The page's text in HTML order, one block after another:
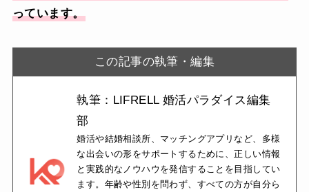
っています。
この記事の執筆・編集
執筆：LIFRELL 婚活パラダイス編集
部
婚活や結婚相談所、マッチングアプリなど、多様
な出会いの形をサポートするために、正しい情報
と実践的なノウハウを発信することを目指してい
ます。年齢や性別を問わず、すべての方が自分ら